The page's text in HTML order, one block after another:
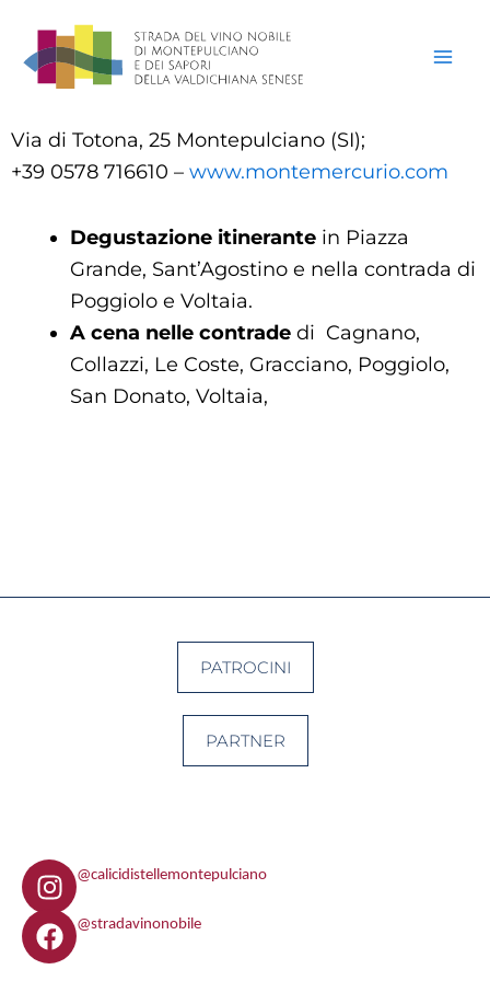
contenuto
Via di Totona, 25 Montepulciano (SI);
+39 0578 716610 – www.montemercurio.com
Degustazione itinerante in Piazza
Grande, Sant’Agostino e nella contrada di
Poggiolo e Voltaia.
A cena nelle contrade di Cagnano,
Collazzi, Le Coste, Gracciano, Poggiolo,
San Donato, Voltaia,
I
n
s
t
@calicidistellemontepulciano
F
a
@stradavinonobile
PATROCINI
PARTNER